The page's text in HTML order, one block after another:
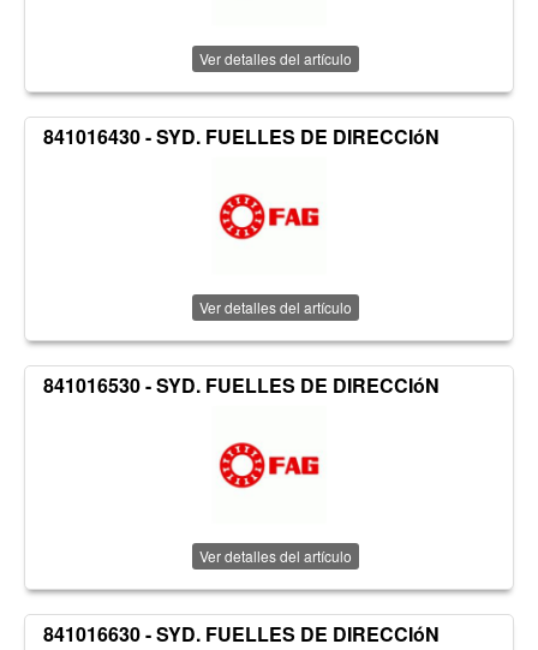
Ver detalles del artículo
841016430 - SYD. FUELLES DE DIRECCIóN
Ver detalles del artículo
841016530 - SYD. FUELLES DE DIRECCIóN
Ver detalles del artículo
841016630 - SYD. FUELLES DE DIRECCIóN